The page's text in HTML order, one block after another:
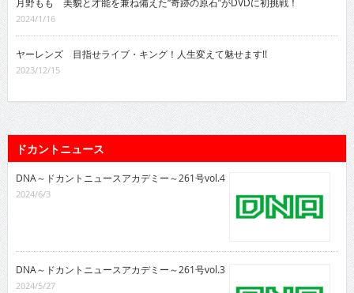
月野もも 美貌と才能を兼ね備えた“奇跡の原石”がDVDに初挑戦！
2024/1/16
ヤーレンズ 目指せライブ・キング！人生変えて魅せます!!
2023/12/15
ドカントニュース
DNA～ドカントニュースアカデミー～261号vol.4
2024/6/3
DNA～ドカントニュースアカデミー～261号vol.3
2024/5/27